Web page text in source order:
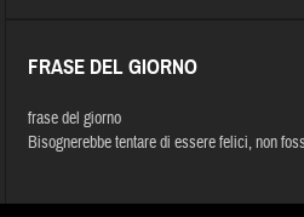
FRASE DEL GIORNO
frase del giorno
Bisognerebbe tentare di essere felici, non